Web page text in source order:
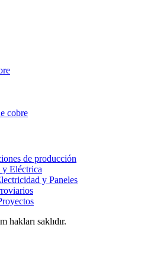
cobre
de producción
y Eléctrica
y Paneles
hakları saklıdır.